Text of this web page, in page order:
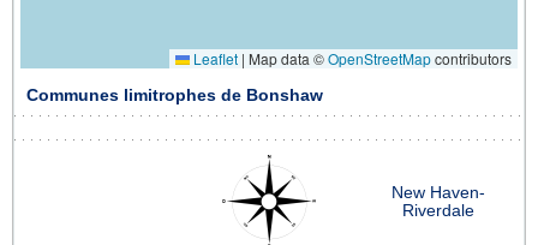
Leaflet | Map data ©OpenStreetMapcontributors
Communes limitrophes de Bonshaw
New Haven-
Riverdale